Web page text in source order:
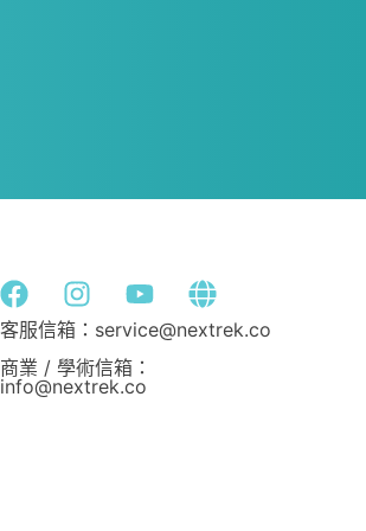
客服信箱：service@nextrek.co
商業 / 學術信箱：
info@nextrek.co